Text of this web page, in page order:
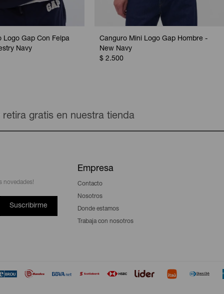
Logo Gap Con Felpa
Navy
Canguro Mini Logo Gap Hombre -
New Navy
$ 2.500
retira gratis en nuestra tienda
novedades!
Suscribirme
Empresa
Contacto
Nosotros
Donde estamos
Trabaja con nosotros